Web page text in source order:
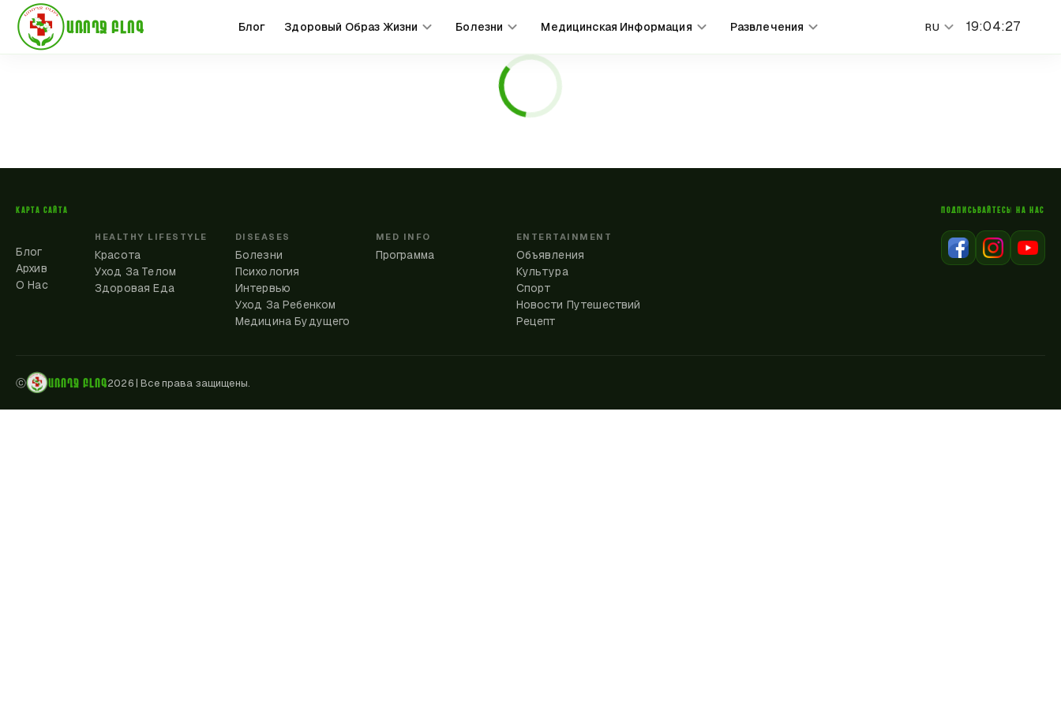
ԱՌՈՂՋ ԲԼՈԳ Блог Здоровый Образ Жизни Болезни Медицинская Информация Развлечения RU 19:04:27
КАРТА САЙТА
Блог
Архив
О Нас
HEALTHY LIFESTYLE
Красота
Уход За Телом
Здоровая Еда
DISEASES
Болезни
Психология
Интервью
Уход За Ребенком
Медицина Будущего
MED INFO
Программа
ENTERTAINMENT
Объявления
Культура
Спорт
Новости Путешествий
Рецепт
ПОДПИСЫВАЙТЕСЬ НА НАС
ⓒ ԱՌՈՂՋ ԲԼՈԳ2026|Все права защищены.